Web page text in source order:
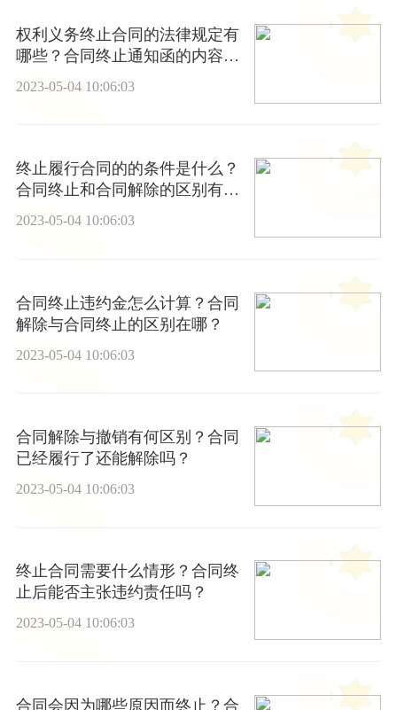
权利义务终止合同的法律规定有
哪些？合同终止通知函的内容是
2023-05-04 10:06:03
终止履行合同的的条件是什么？
合同终止和合同解除的区别有哪
些？
2023-05-04 10:06:03
合同终止违约金怎么计算？合同
解除与合同终止的区别在哪？
2023-05-04 10:06:03
合同解除与撤销有何区别？合同
已经履行了还能解除吗？
2023-05-04 10:06:03
终止合同需要什么情形？合同终
止后能否主张违约责任吗？
2023-05-04 10:06:03
合同会因为哪些原因而终止？合